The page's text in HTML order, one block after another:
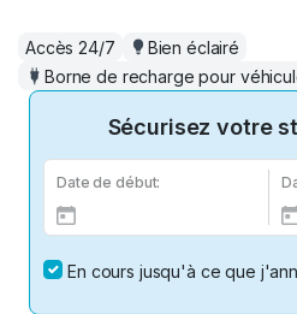
Accès 24/7
Bien éclairé
Borne de recharge pour
Sécurisez votre
Date de début:
En cours jusqu'à ce que